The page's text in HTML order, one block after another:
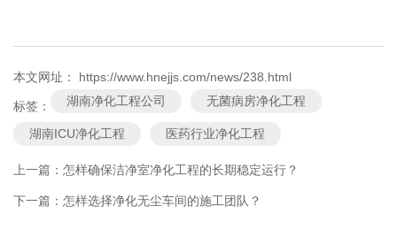
本文网址： https://www.hnejjs.com/news/238.html
标签： 湖南净化工程公司 无菌病房净化工程
湖南ICU净化工程 医药行业净化工程
上一篇： 怎样确保洁净室净化工程的长期稳定运行？
下一篇： 怎样选择净化无尘车间的施工团队？